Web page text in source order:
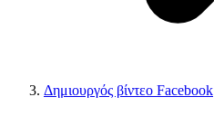
Δημιουργός βίντεο Facebook